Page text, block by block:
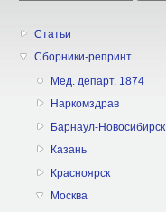
Статьи
Сборники-репринт
Мед. департ. 1874
Наркомздрав
Барнаул-Новосибирск
Казань
Красноярск
Москва